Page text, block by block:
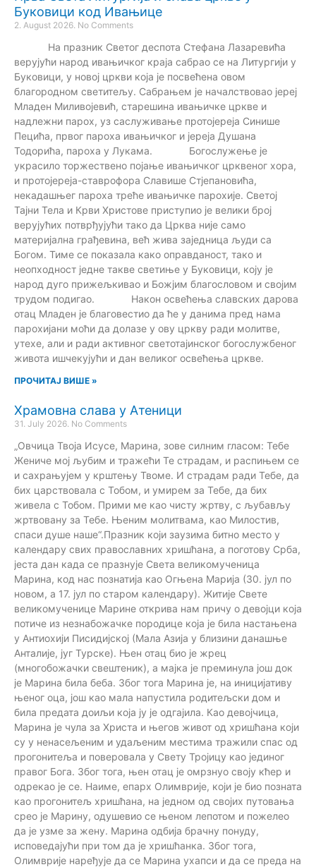
Буковици код Ивањице
2. August 2026. No Comments
На празник Светог деспота Стефана Лазаревића
верујући народ ивањичког краја сабрао се на Литургији у
Буковици, у новој цркви која је посвећена овом
благородном светитељу. Сабрањем је началствовао јереј
Младен Миливојевић, старешина ивањичке цркве и
надлежни парох, уз саслуживање протојереја Синише
Пецића, првог пароха ивањичког и јереја Душана
Тодорића, пароха у Лукама. Богослужење је
украсило торжествено појање ивањичког црквеног хора,
и протојереја-ставрофора Славише Стјепановића,
некадашњег пароха треће ивањичке парохије. Светој
Тајни Тела и Крви Христове приступио је велики број
верујућих потврђујући тако да Црква није само
материјална грађевина, већ жива заједница људи са
Богом. Тиме се показала како оправданост, тако и
неопходност једне такве светиње у Буковици, коју је
народ дуго прижељкивао и Божјим благословом и својим
трудом подигао. Након освећења славских дарова
отац Младен је благовестио да ће у данима пред нама
парохијани моћи да долазе у ову цркву ради молитве,
утехе, али и ради активног светотајинског богослужбеног
живота ишчекујући и дан великог освећења цркве.
ПРОЧИТАЈ ВИШЕ »
Храмовна слава у Атеници
31. July 2026. No Comments
„Овчица Твоја Исусе, Марина, зове силним гласом: Тебе
Жениче мој љубим и тражећи Те страдам, и распињем се
и сахрањујем у крштењу Твоме. И страдам ради Тебе, да
бих царствовала с Тобом, и умирем за Тебе, да бих
живела с Тобом. Прими ме као чисту жртву, с љубављу
жртвовану за Тебе. Њеним молитвама, као Милостив,
спаси душе наше“.Празник који заузима битно место у
календару свих православних хришћана, а поготову Срба,
јеста дан када се празнује Света великомученица
Марина, код нас познатија као Огњена Марија (30. јул по
новом, а 17. јул по старом календару). Житије Свете
великомученице Марине открива нам причу о девојци која
потиче из незнабожачке породице која је била настањена
у Антиохији Писидијској (Мала Азија у близини данашње
Анталије, југ Турске). Њен отац био је жрец
(многобожачки свештеник), а мајка је преминула још док
је Марина била беба. Због тога Марина је, на иницијативу
њеног оца, још као мала напустила родитељски дом и
била предата доиљи која ју је одгајила. Као девојчица,
Марина је чула за Христа и његов живот од хришћана који
су у ненасељеним и удаљеним местима тражили спас од
прогонитеља и поверовала у Свету Тројицу као јединог
правог Бога. Због тога, њен отац је омрзнуо своју кћер и
одрекао је се. Наиме, епарх Олимврије, који је био позната
као прогонитељ хришћана, на једном од својих путовања
срео је Марину, одушевио се њеном лепотом и пожелео
да је узме за жену. Марина одбија брачну понуду,
исповедајући при том да је хришћанка. Због тога,
Олимврије наређује да се Марина ухапси и да се преда на